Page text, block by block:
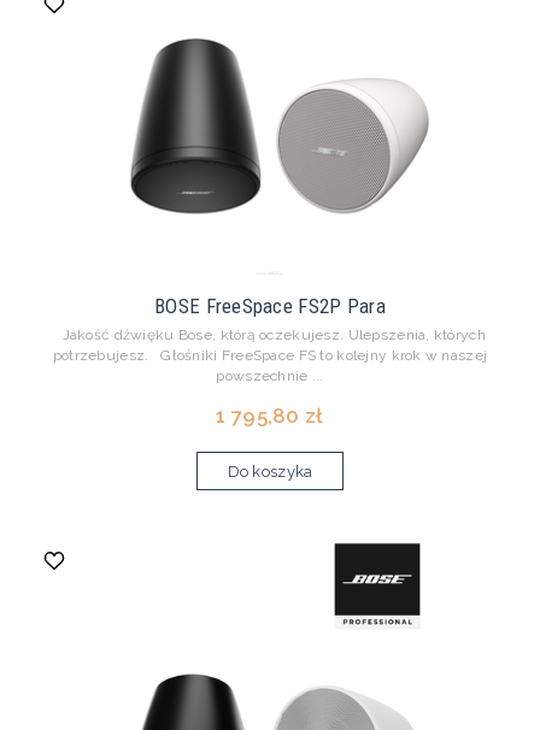
BOSE FreeSpace FS2P Para
Jakość dźwięku Bose, którą oczekujesz. Ulepszenia, których
potrzebujesz. Głośniki FreeSpace FS to kolejny krok w naszej
powszechnie ...
1 795,80 zł
Do koszyka